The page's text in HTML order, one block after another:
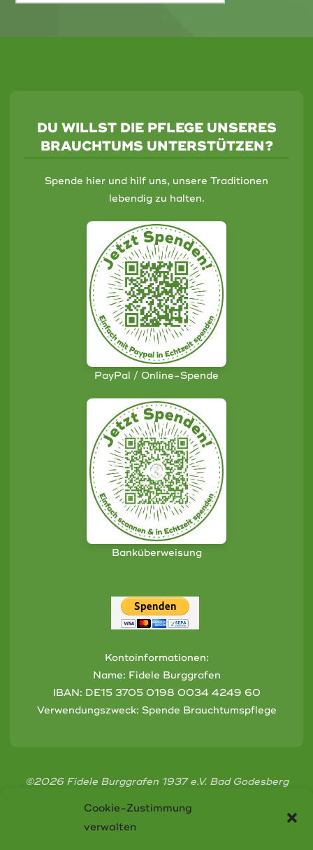
Cookie-Zustimmung
verwalten
DU WILLST DIE PFLEGE UNSERES
BRAUCHTUMS UNTERSTÜTZEN?
Spende hier und hilf uns, unsere Traditionen
lebendig zu halten.
PayPal / Online-Spende
Banküberweisung
Kontoinformationen:
Name: Fidele Burggrafen
IBAN: DE15 3705 0198 0034 4249 60
Verwendungszweck: Spende Brauchtumspflege
©2026 Fidele Burggrafen 1937 e.V. Bad Godesberg